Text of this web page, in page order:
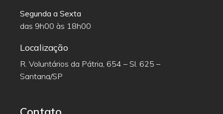
Segunda a Sexta
das 9h00 às 18h00
Localização
R. Voluntários da Pátria, 654 – Sl. 625 –
Santana/SP